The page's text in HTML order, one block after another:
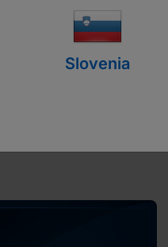
Slovenia